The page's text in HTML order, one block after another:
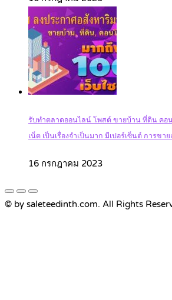
รับทำตลาดออนไลน์ โพสต์ ขายบ้าน ที่ดิน คอ
เน็ต เป็นเรื่องจำเป็นมาก มีเปอร์เซ็นต์ การขาย
16 กรกฎาคม 2023
© by saleteedinth.com. All Rights